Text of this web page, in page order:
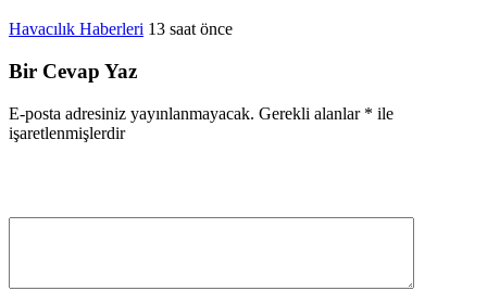
Havacılık Haberleri 13 saat önce
Bir Cevap Yaz
E-posta adresiniz yayınlanmayacak. Gerekli alanlar * ile
işaretlenmişlerdir